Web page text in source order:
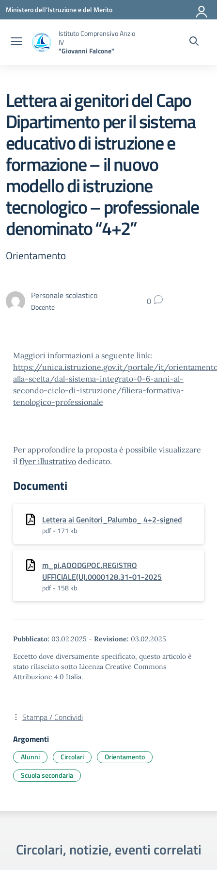
Vai ai contenuti
Vai al menu di navigazione
Vai al footer
Ministero dell'Istruzione e del Merito
Istituto Comprensivo Anzio
IV
"Giovanni Falcone"
Lettera ai genitori del Capo
Dipartimento per il sistema
educativo di istruzione e
formazione – il nuovo
modello di istruzione
tecnologico – professionale
denominato “4+2”
Orientamento
Personale scolastico
Docente 0
Maggiori informazioni a seguente link:
https://unica.istruzione.gov.it/portale/it/
alla-scelta/dal-sistema-integrato-0-6-anni-al-
secondo-ciclo-di-istruzione/filiera-formativa-
tenologico-professionale
Per approfondire la proposta è possibile visualizzare
il flyer illustrativo dedicato.
Documenti
Lettera ai Genitori_Palumbo_ 4+2-signed
pdf - 171 kb
m_pi.AOODGPOC.REGISTRO
UFFICIALE(U).0000128.31-01-2025
pdf - 158 kb
Pubblicato: 03.02.2025 - Revisione: 03.02.2025
Eccetto dove diversamente specificato, questo articolo è
stato rilasciato sotto Licenza Creative Commons
Attribuzione 4.0 Italia.
Stampa / Condividi
Argomenti
Alunni Circolari
Orientamento
Scuola secondaria
Circolari, notizie, eventi correlati